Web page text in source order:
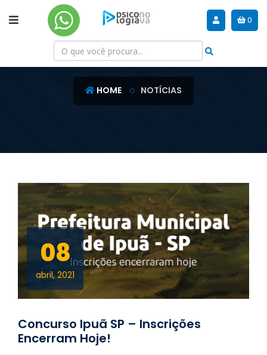
0
NOTÍCIAS
HOME NOTÍCIAS
08
abril, 2021
Concurso Ipuã SP – Inscrições
Encerram Hoje!